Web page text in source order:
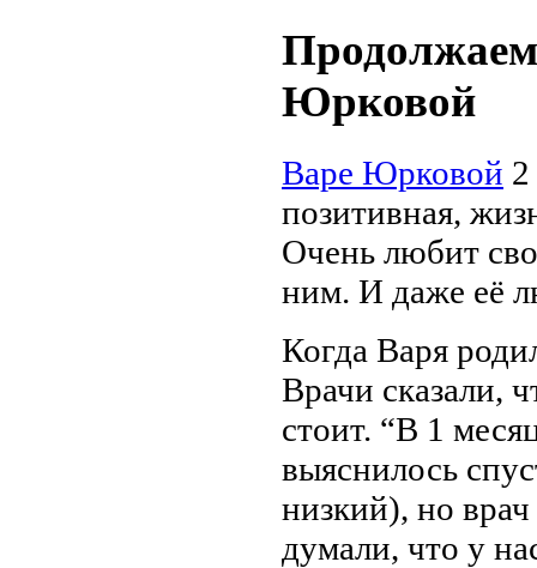
Продолжаем
Юрковой
Варе Юрковой
позитивная,
Очень любит
ним. И даже её
Когда Варя
Врачи сказали,
стоит. “В 1
выяснилось
низкий), но
думали, что у